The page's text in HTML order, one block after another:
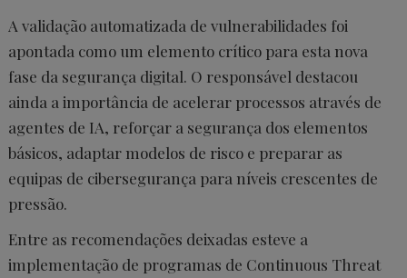
A validação automatizada de vulnerabilidades foi
apontada como um elemento crítico para esta nova
fase da segurança digital. O responsável destacou
ainda a importância de acelerar processos através de
agentes de IA, reforçar a segurança dos elementos
básicos, adaptar modelos de risco e preparar as
equipas de cibersegurança para níveis crescentes de
pressão.
Entre as recomendações deixadas esteve a
implementação de programas de Continuous Threat